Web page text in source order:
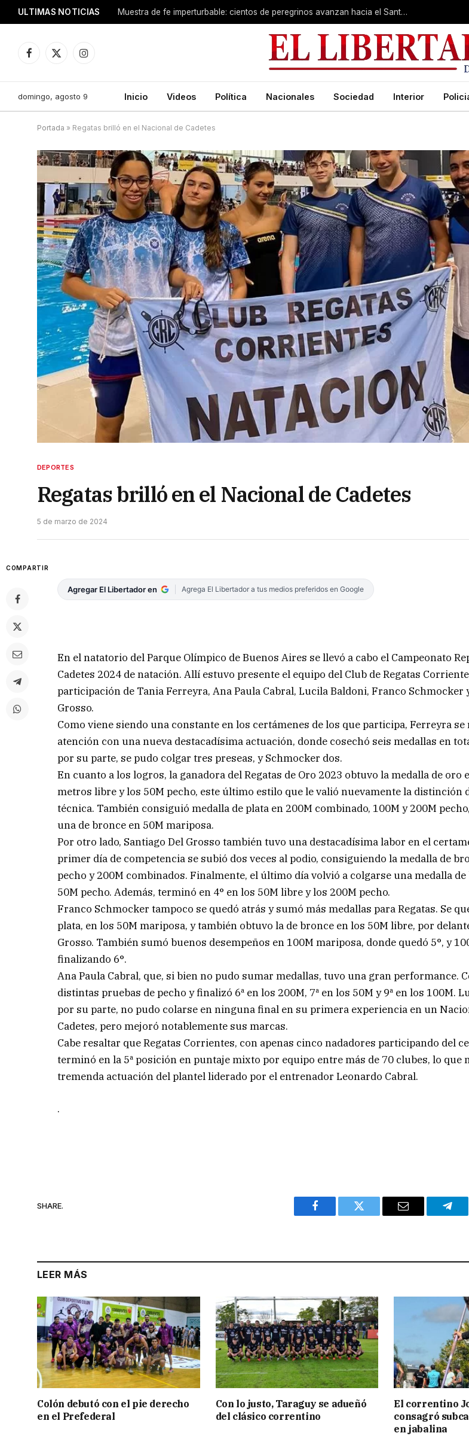
ULTIMAS NOTICIAS Muestra de fe imperturbable: cientos de peregrinos avanzan hacia el Santuario de San Cayetano
Facebook
X
Instagram
domingo, agosto 9 Inicio Videos Política Nacionales Sociedad Interior
Portada » Regatas brilló en el Nacional de Cadetes
DEPORTES
Regatas brilló en el Nacional de Cadetes
5 de marzo de 2024
COMPARTIR
Agregar El Libertador en Agrega El Libertador a tus medios preferidos en Google
En el natatorio del Parque Olímpico de Buenos Aires se llevó a cabo el Campeonato
Cadetes 2024 de natación. Allí estuvo presente el equipo del Club de Regatas
participación de Tania Ferreyra, Ana Paula Cabral, Lucila Baldoni, Franco Schmocker
Grosso.
Como viene siendo una constante en los certámenes de los que participa, Ferreyra se
atención con una nueva destacadísima actuación, donde cosechó seis medallas en
por su parte, se pudo colgar tres preseas, y Schmocker dos.
En cuanto a los logros, la ganadora del Regatas de Oro 2023 obtuvo la medalla de oro
metros libre y los 50M pecho, este último estilo que le valió nuevamente la distinción
técnica. También consiguió medalla de plata en 200M combinado, 100M y 200M
una de bronce en 50M mariposa.
Por otro lado, Santiago Del Grosso también tuvo una destacadísima labor en el
primer día de competencia se subió dos veces al podio, consiguiendo la medalla de
pecho y 200M combinados. Finalmente, el último día volvió a colgarse una medalla
50M pecho. Además, terminó en 4° en los 50M libre y los 200M pecho.
Franco Schmocker tampoco se quedó atrás y sumó más medallas para Regatas. Se
plata, en los 50M mariposa, y también obtuvo la de bronce en los 50M libre, por
Grosso. También sumó buenos desempeños en 100M mariposa, donde quedó 5°, y
finalizando 6°.
Ana Paula Cabral, que, si bien no pudo sumar medallas, tuvo una gran performance.
distintas pruebas de pecho y finalizó 6ª en los 200M, 7ª en los 50M y 9ª en los 100M.
por su parte, no pudo colarse en ninguna final en su primera experiencia en un
Cadetes, pero mejoró notablemente sus marcas.
Cabe resaltar que Regatas Corrientes, con apenas cinco nadadores participando del
terminó en la 5ª posición en puntaje mixto por equipo entre más de 70 clubes, lo que
tremenda actuación del plantel liderado por el entrenador Leonardo Cabral.
.
SHARE.
Facebook Twitter Email
LEER MÁS
Colón debutó con el pie derecho
en el Prefederal
Con lo justo, Taraguy se adueñó
del clásico correntino
El correntino
consagró
en jabalina